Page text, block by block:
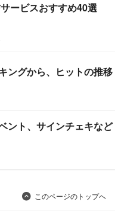
ービスおすすめ40選
ングから、ヒットの推移
ント、サインチェキなど
このページのトップへ